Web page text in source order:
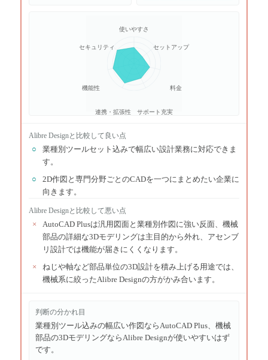
使いやすさ
セットアップ
料金
サポート充実
連携・拡張性
機能性
セキュリティ
Alibre Designと比較して良い点
○
業種別ツールセット込みで幅広い設計業務に対応できま
す。
○
2D作図と専門分野ごとのCADを一つにまとめたい企業に
向きます。
Alibre Designと比較して悪い点
×
AutoCAD Plusは汎用図面と業種別作図に強い反面、機械
部品の詳細な3Dモデリングは主目的から外れ、アセンブ
リ設計では機能が届きにくくなります。
×
ねじや軸など部品単位の3D設計を積み上げる用途では、
機械系に絞ったAlibre Designの方がかみ合います。
判断の分かれ目
業種別ツール込みの幅広い作図ならAutoCAD Plus、機械
部品の3DモデリングならAlibre Designが使いやすいはず
です。